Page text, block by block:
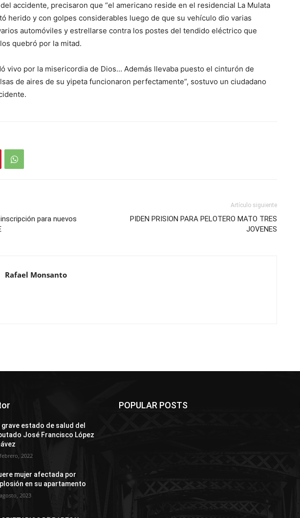
accidente, precisaron que “el americano reside en el residencial La Mulata
herido y con golpes considerables luego de que su vehículo dio varias
automóviles y estrellarse contra los postes del tendido eléctrico que
quebró por la mitad.
vivo por la misericordia de Dios… Además llevaba puesto el cinturón de
de aires de su yipeta funcionaron perfectamente”, sostuvo un ciudadano
para nuevos
Artículo siguiente
PIDEN PRISION PARA PELOTERO MATO TRES
JOVENES
Rafael Monsanto
grave estado de salud del
José Francisco López
2022
mujer afectada por
en su apartamento
2023
POPULAR POSTS